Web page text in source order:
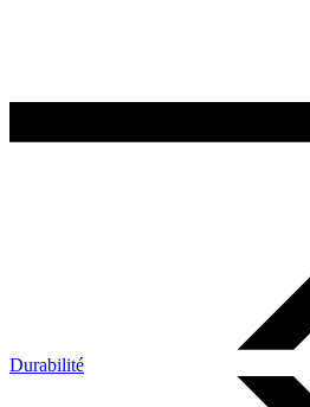
Durabilité